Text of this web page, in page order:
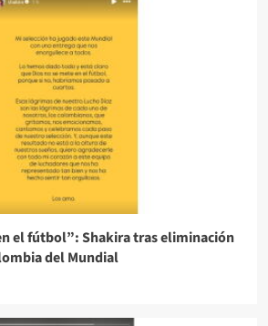
el fútbol”: Shakira tras eliminación
del Mundial